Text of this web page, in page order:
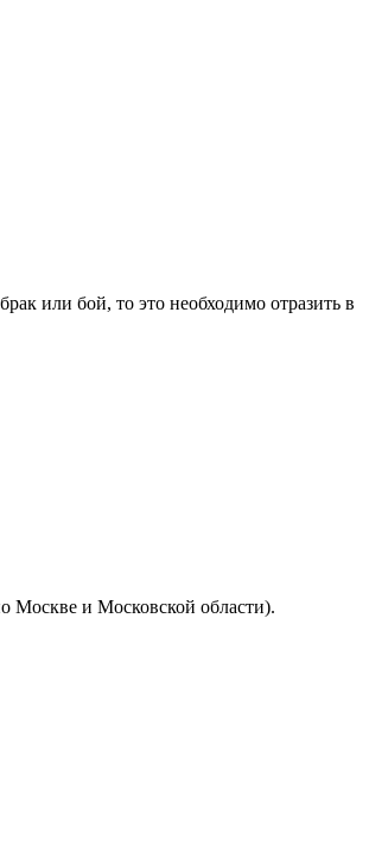
или бой, то это необходимо отразить в
Москве и Московской области).